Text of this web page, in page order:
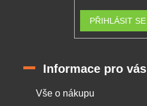
PŘIHLÁSIT SE
Informace pro vás
Vše o nákupu